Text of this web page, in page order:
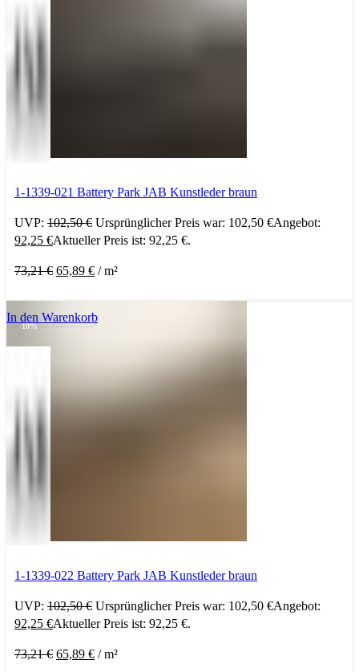
1-1339-021 Battery Park JAB Kunstleder braun
UVP: 102,50€ Ursprünglicher Preis war: 102,50 €Angebot:
92,25 €Aktueller Preis ist: 92,25 €.
73,21€ 65,89 € /m²
-10%
In den Warenkorb
1-1339-022 Battery Park JAB Kunstleder braun
UVP: 102,50€ Ursprünglicher Preis war: 102,50 €Angebot:
92,25 €Aktueller Preis ist: 92,25 €.
73,21€ 65,89 € /m²